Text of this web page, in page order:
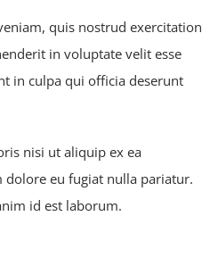
quis nostrud exercitation
in voluptate velit esse
in culpa qui officia deserunt
nisi ut aliquip ex ea
eu fugiat nulla pariatur.
id est laborum.